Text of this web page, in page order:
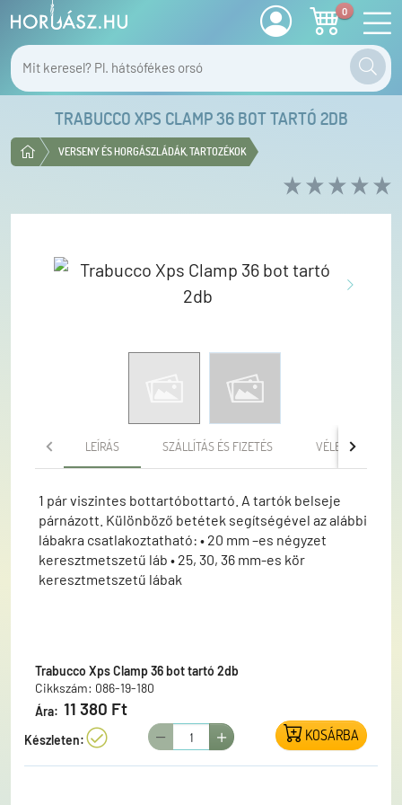
0
TRABUCCO XPS CLAMP 36 BOT TARTÓ 2DB
VERSENY ÉS HORGÁSZLÁDÁK, TARTOZÉKOK
LEÍRÁS SZÁLLÍTÁS ÉS FIZETÉS VÉLEMÉNYEK
1 pár viszintes bottartóbottartó. A tartók belseje
párnázott. Különböző betétek segítségével az alábbi
lábakra csatlakoztatható: • 20 mm –es négyzet
keresztmetszetű láb • 25, 30, 36 mm-es kör
keresztmetszetű lábak
Trabucco Xps Clamp 36 bot tartó 2db
Cikkszám: 086-19-180
Ára: 11 380 Ft
Készleten: KOSÁRBA